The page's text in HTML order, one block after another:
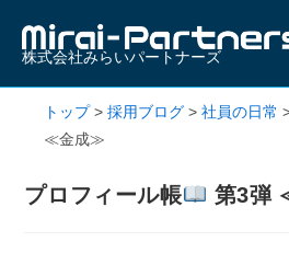
株式会社みらいパートナーズ
トップ> 採用ブログ > 社員の日常
≪金成≫
プロフィール帳 第3弾